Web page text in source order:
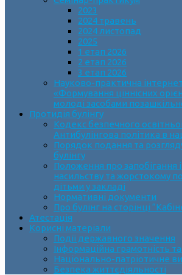
2023
2024 травень
2024 листопад
2025
1 етап 2026
2 етап 2026
3 етап 2026
Науково-практична
«Формування ціннісних
молоді засобами
Протидія булінгу
Кодекс безпечного
Антибулінгова політика в
Порядок подання та
булінгу
Положення про запобігання
насильству та жорстокому
дітьми у закладі
Нормативні документи
Про булінг на сторінці
Атестація
Корисні матеріали
Події державного значення
Інформаційна грамотність
Національно-патріотичне
Безпека життєдіяльності